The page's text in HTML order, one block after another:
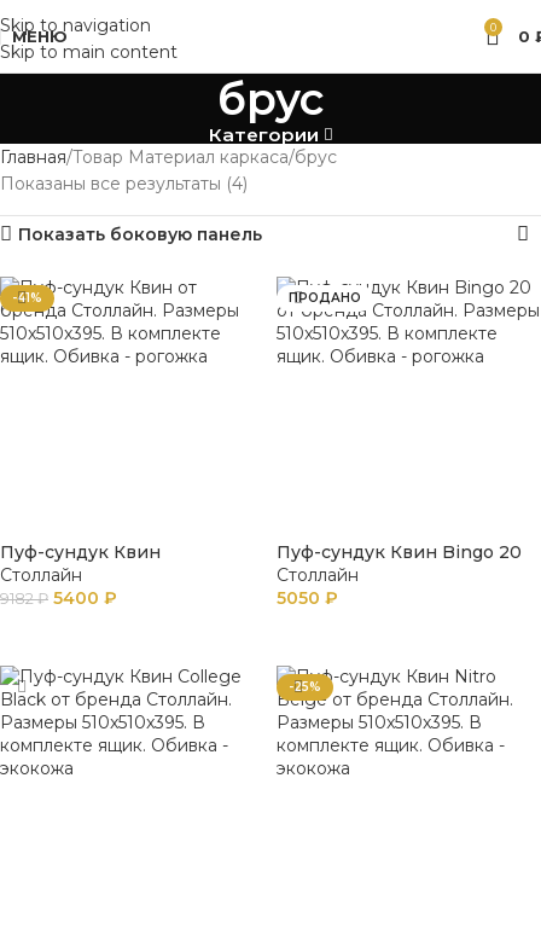
Skip to navigation
Skip to main content
МЕНЮ 0 0
брус
Категории
Главная Товар Материал каркаса брус
Показаны все результаты (4)
Показать боковую панель
-41%
Пуф-сундук Квин
Столлайн
9182₽ 5400 ₽
ПРОДАНО
Пуф-сундук Квин Bingo 20
Столлайн
5050 ₽
-25%